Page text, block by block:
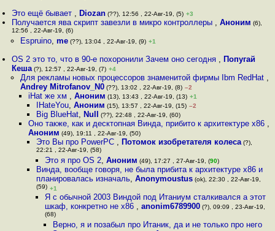
Это ещё бывает , Diozan (??), 12:56 , 22-Авг-19, (5) +3
Получается ява скрипт завезли в микро контроллеры ,Аноним (6),
12:56 , 22-Авг-19, (6)
Espruino, me(??), 13:04 , 22-Авг-19, (9) +1
OS 2 это то, что в 90-е похоронили Зачем оно сегодня , Попугай
Кеша (?), 12:57 , 22-Авг-19, (7) +4
Для рекламы новых процессоров знаменитой фирмы Ibm RedHat ,
Andrey Mitrofanov_N0(??), 13:02 , 22-Авг-19, (8) –2
iHat же хм , Аноним (13), 13:43 , 22-Авг-19, (13) +1
IHateYou,Аноним (15), 13:57 , 22-Авг-19, (15) –2
Big BlueHat, Null (??), 22:48 , 22-Авг-19, (60)
Оно также, как и десктопная Винда, прибито к архитектуре x86 ,
Аноним (49), 19:11 , 22-Авг-19, (50)
Это Вы про PowerPC , Потомок изобретателя колеса (?),
22:21 , 22-Авг-19, (58)
Это я про OS 2, Аноним (49), 17:27 , 27-Авг-19, (90)
Винда, вообще говоря, не была прибита к архитектуре x86 и
планировалась изначаль,Anonymoustus (ok), 22:30 , 22-Авг-19,
(59) +1
Я с обычной 2003 Виндой под Итаниум сталкивался а этот
шкаф, конкретно не х86 , anonim6789900(?), 09:09 , 23-Авг-19,
(68)
Верно, я и позабыл про Итаник, да и не только про него